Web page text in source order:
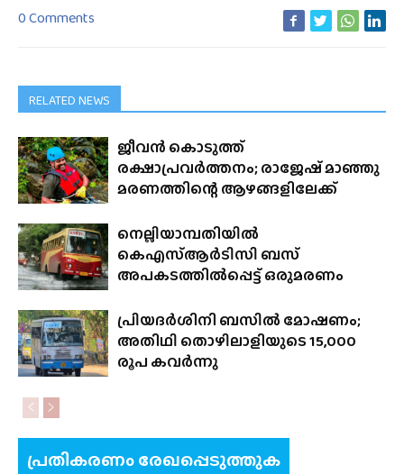
0 Comments
RELATED NEWS
ജീവൻ കൊടുത്ത്
രക്ഷാപ്രവർത്തനം; രാജേഷ് മാഞ്ഞു
മരണത്തിന്റെ ആഴങ്ങളിലേക്ക്
നെല്ലിയാമ്പതിയിൽ
കെഎസ്ആർടിസി ബസ്
അപകടത്തിൽപ്പെട്ട് ഒരുമരണം
പ്രിയദർശിനി ബസിൽ മോഷണം;
അതിഥി തൊഴിലാളിയുടെ 15,000
രൂപ കവർന്നു
പ്രതികരണം രേഖപ്പെടുത്തുക